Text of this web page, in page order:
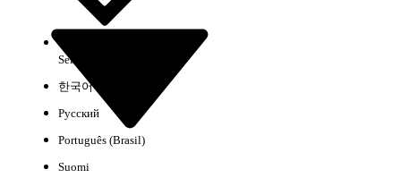
以下是搜尋小祕訣
Select Org
한국어
Русский
Português (Brasil)
Suomi